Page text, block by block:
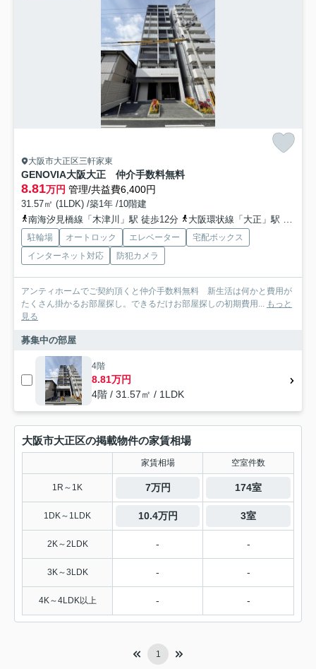
大阪市大正区三軒家東
GENOVIA大阪大正 仲介手数料無料
8.81万円 管理/共益費6,400円
31.57㎡ (1LDK) /築1年 /10階建
南海汐見橋線「木津川」駅 徒歩12分
大阪環状線「大正」駅 徒歩16分
駐輪場 オートロック エレベーター
宅配ボックス
インターネット対応
防犯カメラ
アンティホームでご契約頂くと仲介手数料無料 新生活は何かと費用が
たくさん掛かるお部屋探し。できるだけお部屋探しの初期費用... もっと
見る
募集中の部屋
4階
8.81万円
4階 / 31.57㎡ / 1LDK
大阪市大正区の掲載物件の家賃相場
家賃相場 空室件数
1R～1K 7万円 174室
1DK～1LDK 10.4万円 3室
2K～2LDK - -
3K～3LDK - -
4K～4LDK以上 - -
1